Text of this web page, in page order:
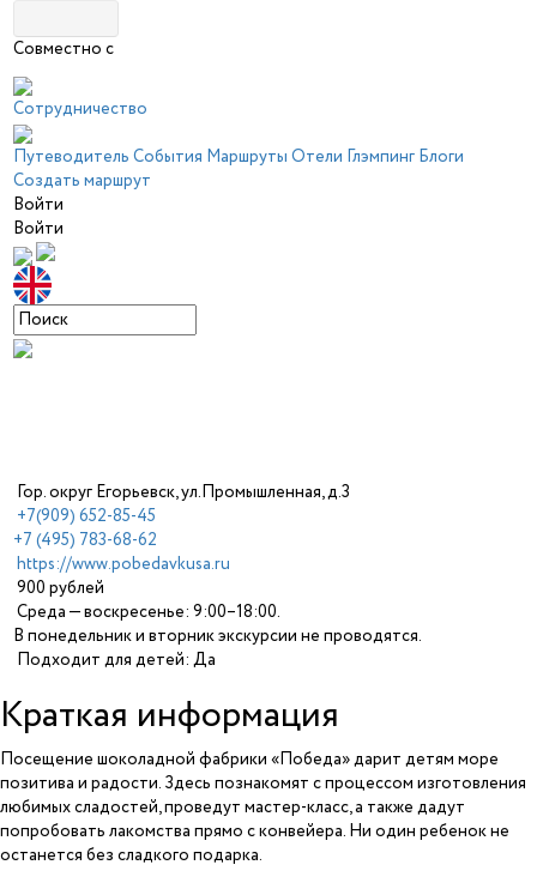
Совместно с
Сотрудничество
Путеводитель События Маршруты Отели Глэмпинг Блоги
Создать маршрут
Войти
Войти
Гор. округ Егорьевск, ул.Промышленная, д.3
+7(909) 652-85-45
+7 (495) 783-68-62
https://www.pobedavkusa.ru
900 рублей
Среда — воскресенье: 9:00–18:00.
В понедельник и вторник экскурсии не проводятся.
Подходит для детей: Да
Краткая информация
Посещение шоколадной фабрики «Победа» дарит детям море
позитива и радости. Здесь познакомят с процессом изготовления
любимых сладостей, проведут мастер-класс, а также дадут
попробовать лакомства прямо с конвейера. Ни один ребенок не
останется без сладкого подарка.